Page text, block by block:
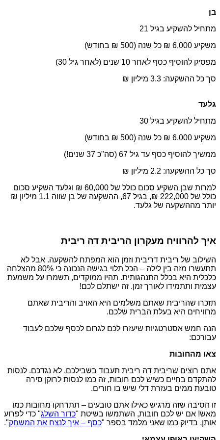
בן
מתחיל להשקיע בגיל 21
משקיע 6,000 ₪ כל שנה (500 ₪ בחודש)
מפסיק להוסיף כסף לאחר 10 שנים (לאחר גיל 30)
סך כל ההשקעה: 3.3 מיליון ₪
גלעד
מתחיל להשקיע בגיל 30
משקיע 6,000 ₪ כל שנה (500 ₪ בחודש)
ממשיך להוסיף כסף עד גיל 67 (סה"כ 37 שנים!)
סך כל ההשקעה: 2.2 מיליון ₪
למרות שבן השקיע סכום כולל של 60,000 ₪ וגלעד השקיע סכום
כולל של 222,000 ₪, בגיל 67, ההשקעה של בן שווה 1.1 מיליון ₪
יותר מההשקעה של גלעד.
איך להרוויח מעקרון הריבית דה ריבית
השילוב של ריבית דריבית וזמן הוא המפתח להשקעה. אבל לא
תתעשרו מזה בין לילה – הכל תלוי בגישה הנכונה כי 80% מהצלחה
כלכלית היא בכלל התנהגותית. תהיו ממוקדים, תשמרו על משמעת
עצמית ותתמידו לאורך זמן. זה ישתלם לכם!
תזכרו שהריבית שאתם משלמים היא האויב והריבית שאתם
מרוויחים היא בעלת הברית שלכם.
הנה חמש אסטרטגיות שיעזרו לכם לגרום לכסף שלכם לעבוד
עבורכם:
צאו מהחובות
אתם רוצים שריבית דה ריבית תעבוד בשבילכם, לא נגדכם. לנסות
להתקדם בחיים כשיש לכם חובות, זה כמו לנסות לרוקן סירה
טובעת ממים בעזרת דלי שיש בו חורים.
זו הסיבה שזה מרגיש כאילו אתם טובעים – תתרחקו מחובות כמו
מאש! אם יש לכם חובות, השתמשו בשיטת "כדור השלג" כדי לפרוע
אותן, בדיוק כמו שאני מלמד בספר "כסף – איך לנצח את המשחק".